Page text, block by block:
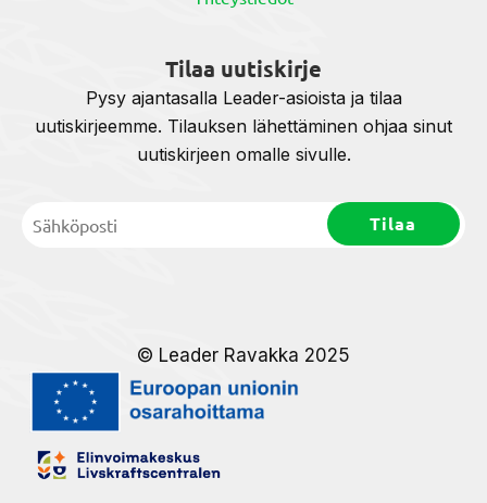
Tilaa uutiskirje
Pysy ajantasalla Leader-asioista ja tilaa
uutiskirjeemme. Tilauksen lähettäminen ohjaa sinut
uutiskirjeen omalle sivulle.
© Leader Ravakka 2025